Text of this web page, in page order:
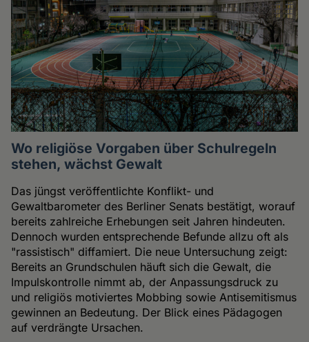
Wo religiöse Vorgaben über Schulregeln
stehen, wächst Gewalt
Das jüngst veröffentlichte Konflikt- und
Gewaltbarometer des Berliner Senats bestätigt, worauf
bereits zahlreiche Erhebungen seit Jahren hindeuten.
Dennoch wurden entsprechende Befunde allzu oft als
"rassistisch" diffamiert. Die neue Untersuchung zeigt:
Bereits an Grundschulen häuft sich die Gewalt, die
Impulskontrolle nimmt ab, der Anpassungsdruck zu
und religiös motiviertes Mobbing sowie Antisemitismus
gewinnen an Bedeutung. Der Blick eines Pädagogen
auf verdrängte Ursachen.